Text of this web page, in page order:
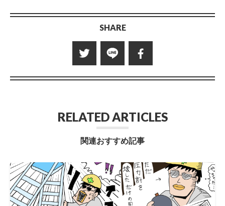
SHARE
RELATED ARTICLES
関連おすすめ記事